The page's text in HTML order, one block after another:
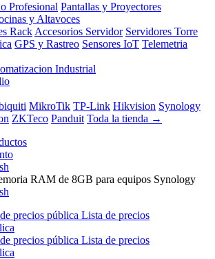
Profesional Pantallas y Proyectores
y Altavoces
Rack Accesorios Servidor Servidores Torre
GPS y Rastreo Sensores IoT Telemetria
Industrial
MikroTik TP-Link Hikvision Synology
ZKTeco Panduit Toda la tienda →
RAM de 8GB para equipos Synology
precios pública Lista de precios
precios pública Lista de precios